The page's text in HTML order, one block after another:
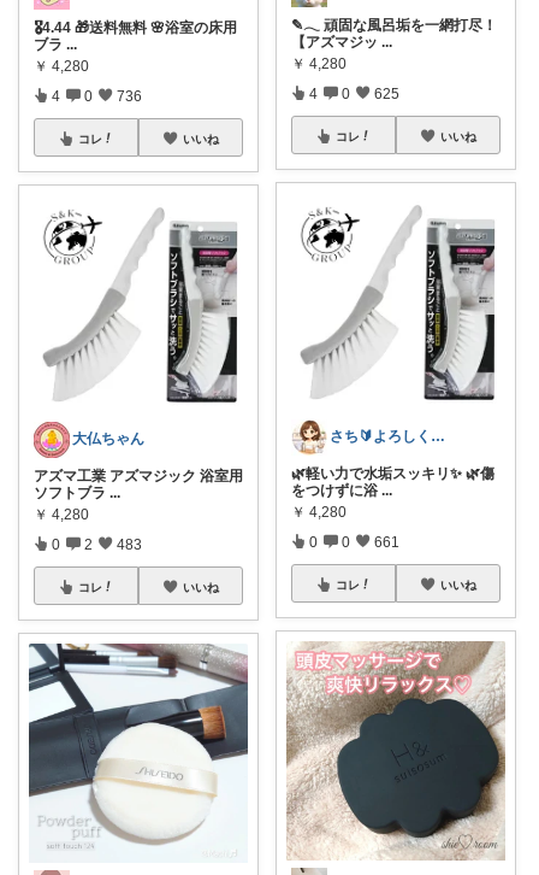
🎖️4.44 🎁送料無料 🌸浴室の床用
ブラ ...
￥ 4,280
4 0 736
コレ いいね
大仏ちゃん
アズマ工業 アズマジック 浴室用
ソフトブラ ...
￥ 4,280
0 2 483
コレ いいね
✎𓂃 頑固な風呂垢を一網打尽！
【アズマジッ ...
￥ 4,280
4 0 625
コレ いいね
さち🔰よろしくお願いします💗
🌿軽い力で水垢スッキリ✨ 🌿傷
をつけずに浴 ...
￥ 4,280
0 0 661
コレ いいね